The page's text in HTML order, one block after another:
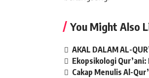
You Might Also
AKAL DALAM AL-
Ekopsikologi
Cakap Menulis Al-